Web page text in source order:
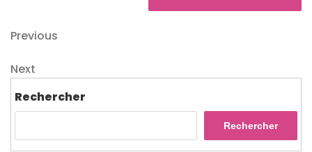
Navigation
de
l’article
Previous
Previous
Next
Next
Rechercher
Rechercher